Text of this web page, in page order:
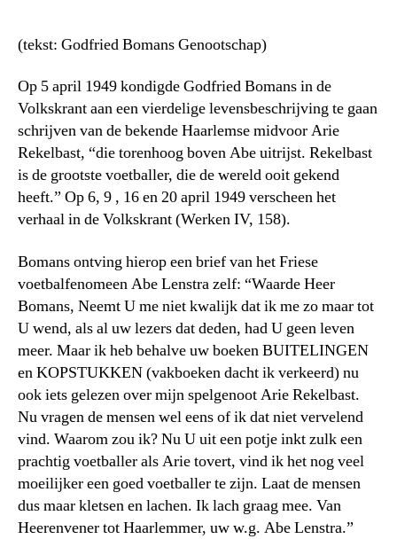
(tekst: Godfried Bomans Genootschap)
Op 5 april 1949 kondigde Godfried Bomans in de
Volkskrant aan een vierdelige levensbeschrijving te gaan
schrijven van de bekende Haarlemse midvoor Arie
Rekelbast, “die torenhoog boven Abe uitrijst. Rekelbast
is de grootste voetballer, die de wereld ooit gekend
heeft.” Op 6, 9 , 16 en 20 april 1949 verscheen het
verhaal in de Volkskrant (Werken IV, 158).
Bomans ontving hierop een brief van het Friese
voetbalfenomeen Abe Lenstra zelf: “Waarde Heer
Bomans, Neemt U me niet kwalijk dat ik me zo maar tot
U wend, als al uw lezers dat deden, had U geen leven
meer. Maar ik heb behalve uw boeken BUITELINGEN
en KOPSTUKKEN (vakboeken dacht ik verkeerd) nu
ook iets gelezen over mijn spelgenoot Arie Rekelbast.
Nu vragen de mensen wel eens of ik dat niet vervelend
vind. Waarom zou ik? Nu U uit een potje inkt zulk een
prachtig voetballer als Arie tovert, vind ik het nog veel
moeilijker een goed voetballer te zijn. Laat de mensen
dus maar kletsen en lachen. Ik lach graag mee. Van
Heerenvener tot Haarlemmer, uw w.g. Abe Lenstra.”